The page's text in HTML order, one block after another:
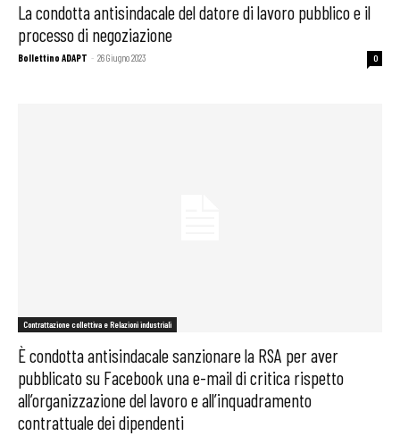
La condotta antisindacale del datore di lavoro pubblico e il
processo di negoziazione
Bollettino ADAPT - 26 Giugno 2023 0
Contrattazione collettiva e Relazioni industriali
È condotta antisindacale sanzionare la RSA per aver
pubblicato su Facebook una e-mail di critica rispetto
all’organizzazione del lavoro e all’inquadramento
contrattuale dei dipendenti